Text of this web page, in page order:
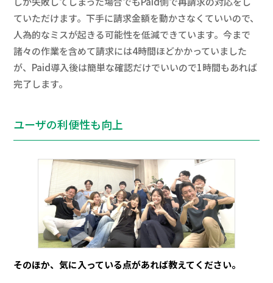
ていただけます。下手に請求金額を動かさなくていいので、
人為的なミスが起きる可能性を低減できています。今まで
諸々の作業を含めて請求には4時間ほどかかっていました
が、Paid導入後は簡単な確認だけでいいので1時間もあれば
完了します。
ユーザの利便性も向上
そのほか、気に入っている点があれば教えてください。